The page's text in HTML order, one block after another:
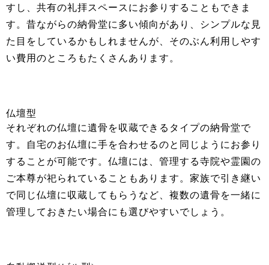
すし、共有の礼拝スペースにお参りすることもできま
す。昔ながらの納骨堂に多い傾向があり、シンプルな見
た目をしているかもしれませんが、そのぶん利用しやす
い費用のところもたくさんあります。
仏壇型
それぞれの仏壇に遺骨を収蔵できるタイプの納骨堂で
す。自宅のお仏壇に手を合わせるのと同じようにお参り
することが可能です。仏壇には、管理する寺院や霊園の
ご本尊が祀られていることもあります。家族で引き継い
で同じ仏壇に収蔵してもらうなど、複数の遺骨を一緒に
管理しておきたい場合にも選びやすいでしょう。